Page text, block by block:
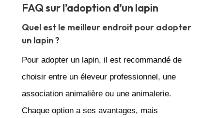
FAQ sur l’adoption d’un lapin
Quel est le meilleur endroit pour adopter
un lapin ?
Pour adopter un lapin, il est recommandé de
choisir entre un éleveur professionnel, une
association animalière ou une animalerie.
Chaque option a ses avantages, mais